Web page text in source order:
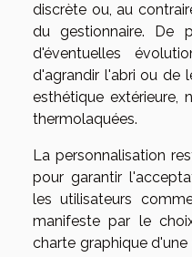
discrète ou, au
du gestionnaire. De
d'éventuelles
d'agrandir l'abri ou de
esthétique extérieure,
thermolaquées.
La personnalisation
pour garantir
les utilisateurs
manifeste par le
charte graphique